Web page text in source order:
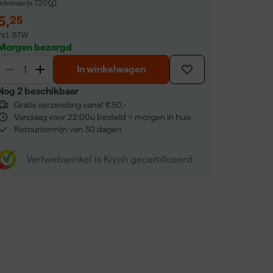
7,20
,25
BTW
bezorgd
In winkelwagen
2 beschikbaar
Gratis verzending vanaf €50,-
Vandaag voor 22:00u besteld = morgen in huis
Retourtermijn van 30 dagen
Verfwebwinkel is Kiyoh gecertificeerd